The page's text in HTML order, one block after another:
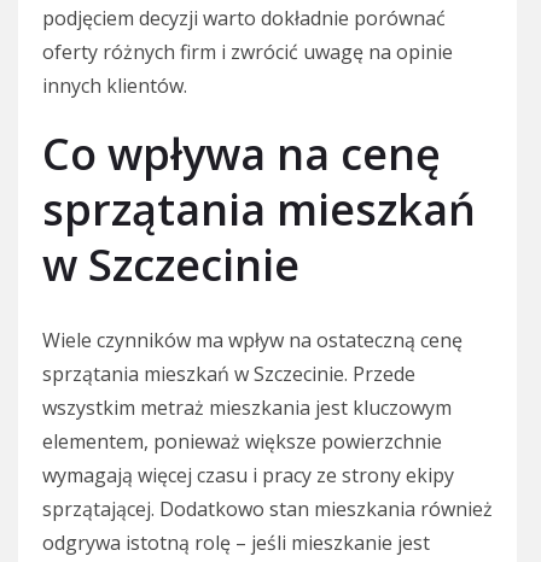
podjęciem decyzji warto dokładnie porównać
oferty różnych firm i zwrócić uwagę na opinie
innych klientów.
Co wpływa na cenę
sprzątania mieszkań
w Szczecinie
Wiele czynników ma wpływ na ostateczną cenę
sprzątania mieszkań w Szczecinie. Przede
wszystkim metraż mieszkania jest kluczowym
elementem, ponieważ większe powierzchnie
wymagają więcej czasu i pracy ze strony ekipy
sprzątającej. Dodatkowo stan mieszkania również
odgrywa istotną rolę – jeśli mieszkanie jest